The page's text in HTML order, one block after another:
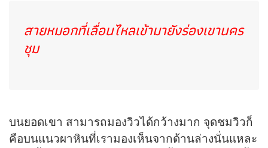
สายหมอกที่เลื่อนไหลเข้ามายังร่องเขานคร
ชุม
บนยอดเขา สามารถมองวิวได้กว้างมาก จุดชมวิวก็
คือบนแนวผาหินที่เรามองเห็นจากด้านล่างนั่นแหละ